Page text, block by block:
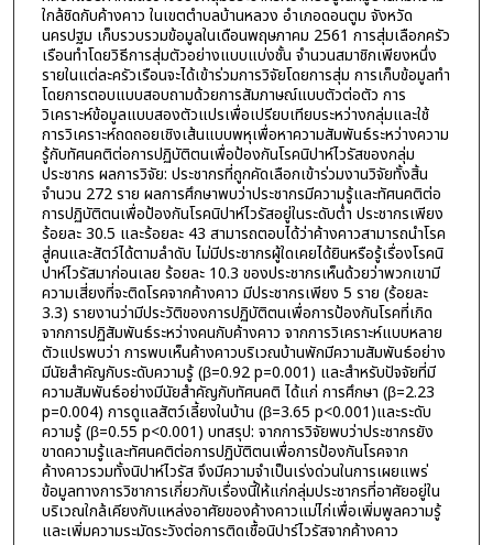
ใกล้ชิดกับค้างคาว ในเขตตำบลบ้านหลวง อำเภอดอนตูม จังหวัด
นครปฐม เก็บรวบรวมข้อมูลในเดือนพฤษภาคม 2561 การสุ่มเลือกครัว
เรือนทำโดยวิธีการสุ่มตัวอย่างแบบแบ่งชั้น จำนวนสมาชิกเพียงหนึ่ง
รายในแต่ละครัวเรือนจะได้เข้าร่วมการวิจัยโดยการสุ่ม การเก็บข้อมูลทำ
โดยการตอบแบบสอบถามด้วยการสัมภาษณ์แบบตัวต่อตัว การ
วิเคราะห์ข้อมูลแบบสองตัวแปรเพื่อเปรียบเทียบระหว่างกลุ่มและใช้
การวิเคราะห์ถดถอยเชิงเส้นแบบพหุเพื่อหาความสัมพันธ์ระหว่างความ
รู้กับทัศนคติต่อการปฏิบัติตนเพื่อป้องกันโรคนิปาห์ไวรัสของกลุ่ม
ประชากร ผลการวิจัย: ประชากรที่ถูกคัดเลือกเข้าร่วมงานวิจัยทั้งสิ้น
จำนวน 272 ราย ผลการศึกษาพบว่าประชากรมีความรู้และทัศนคติต่อ
การปฏิบัติตนเพื่อป้องกันโรคนิปาห์ไวรัสอยู่ในระดับต่ำ ประชากรเพียง
ร้อยละ 30.5 และร้อยละ 43 สามารถตอบได้ว่าค้างคาวสามารถนำโรค
สู่คนและสัตว์ได้ตามลำดับ ไม่มีประชากรผู้ใดเคยได้ยินหรือรู้เรื่องโรคนิ
ปาห์ไวรัสมาก่อนเลย ร้อยละ 10.3 ของประชากรเห็นด้วยว่าพวกเขามี
ความเสี่ยงที่จะติดโรคจากค้างคาว มีประชากรเพียง 5 ราย (ร้อยละ
3.3) รายงานว่ามีประวัติของการปฏิบัติตนเพื่อการป้องกันโรคที่เกิด
จากการปฏิสัมพันธ์ระหว่างคนกับค้างคาว จากการวิเคราะห์แบบหลาย
ตัวแปรพบว่า การพบเห็นค้างคาวบริเวณบ้านพักมีความสัมพันธ์อย่าง
มีนัยสำคัญกับระดับความรู้ (β=0.92 p=0.001) และสำหรับปัจจัยที่มี
ความสัมพันธ์อย่างมีนัยสำคัญกับทัศนคติ ได้แก่ การศึกษา (β=2.23
p=0.004) การดูแลสัตว์เลี้ยงในบ้าน (β=3.65 p<0.001)และระดับ
ความรู้ (β=0.55 p<0.001) บทสรุป: จากการวิจัยพบว่าประชากรยัง
ขาดความรู้และทัศนคติต่อการปฏิบัติตนเพื่อการป้องกันโรคจาก
ค้างคาวรวมทั้งนิปาห์ไวรัส จึงมีความจำเป็นเร่งด่วนในการเผยแพร่
ข้อมูลทางการวิชาการเกี่ยวกับเรื่องนี้ให้แก่กลุ่มประชากรที่อาศัยอยู่ใน
บริเวณใกล้เคียงกับแหล่งอาศัยของค้างคาวแม่ไก่เพื่อเพิ่มพูลความรู้
และเพิ่มความระมัดระวังต่อการติดเชื้อนิปาร์ไวรัสจากค้างคาว